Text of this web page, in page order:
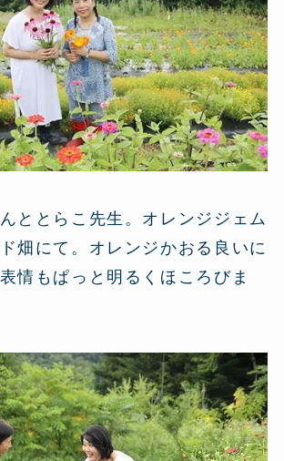
ととらこ先生。オレンジジェム
畑にて。オレンジかおる良いに
情もぱっと明るくほころびま